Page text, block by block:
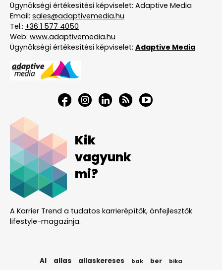
Ügynökségi értékesítési képviselet: Adaptive Media
Email: sales@adaptivemedia.hu
Tel.: +36 1 577 4050
Web: www.adaptivemedia.hu
Ügynökségi értékesítési képviselet: Adaptive Media
Kik
vagyunk
mi?
A Karrier Trend a tudatos karrierépítők, önfejlesztők
lifestyle-magazinja.
AI allas allaskereses bak ber bika